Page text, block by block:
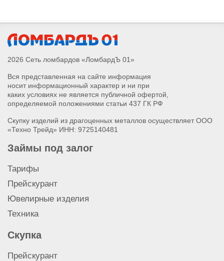
Продать лобзик
Продать болгарку (УШМ) DeWalt
Продать болгарку (УШМ) Bosch
Продать болгарку (УШМ) Metabo
Продать болгарку (УШМ)
Продать шуруповерт DeWalt
Продать шуруповерт Metabo
Продать шуруповерт
Продать перфоратор Metabo
Продать перфоратор DeWalt
Продать перфоратор Hilti
Продать перфоратор Bosch
Продать перфоратор
2026 Сеть ломбардов «ЛомбардЪ 01»
Вся представленная на сайте информация
носит информационный характер и ни при
каких условиях не является публичной офертой,
определяемой положениями статьи 437 ГК РФ
Скупку изделий из драгоценных металлов осуществляет ООО
«Техно Трейд» ИНН: 9725140481
Займы под залог
Тарифы
Прейскурант
Ювелирные изделия
Техника
Скупка
Прейскурант